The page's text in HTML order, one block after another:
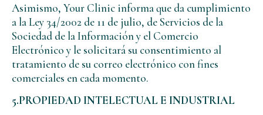
Asimismo, Your Clinic informa que da cumplimiento
a la Ley 34/2002 de 11 de julio, de Servicios de la
Sociedad de la Información y el Comercio
Electrónico y le solicitará su consentimiento al
tratamiento de su correo electrónico con fines
comerciales en cada momento.
5.PROPIEDAD INTELECTUAL E INDUSTRIAL